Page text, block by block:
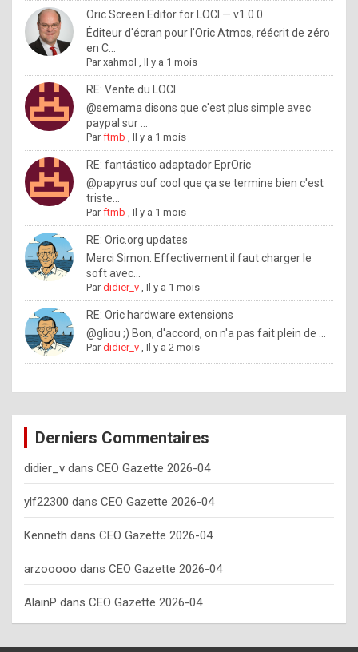
o
u
w
a
n
t
o
n
o
w
h
o
w
o
e
y
o
u
s
h
o
Oric Screen Editor for LOCI — v1.0.0
Éditeur d'écran pour l'Oric Atmos, réécrit de zéro
en C...
Parxahmol ,Il y a 1 mois
RE: Vente du LOCI
@semama disons que c'est plus simple avec
paypal sur ...
Parftmb ,Il y a 1 mois
RE: fantástico adaptador EprOric
@papyrus ouf cool que ça se termine bien c'est
triste...
Parftmb ,Il y a 1 mois
RE: Oric.org updates
Merci Simon. Effectivement il faut charger le
soft avec...
Pardidier_v ,Il y a 1 mois
RE: Oric hardware extensions
@gliou ;) Bon, d'accord, on n'a pas fait plein de ...
Pardidier_v ,Il y a 2 mois
Derniers Commentaires
didier_v dans CEO Gazette 2026-04
ylf22300 dans CEO Gazette 2026-04
Kenneth dans CEO Gazette 2026-04
arzooooo dans CEO Gazette 2026-04
AlainP dans CEO Gazette 2026-04